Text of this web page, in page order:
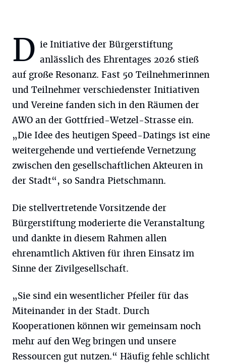
D ie Initiative der Bürgerstiftung
anlässlich des Ehrentages 2026 stieß
auf große Resonanz. Fast 50 Teilnehmerinnen
und Teilnehmer verschiedenster Initiativen
und Vereine fanden sich in den Räumen der
AWO an der Gottfried-Wetzel-Strasse ein.
„Die Idee des heutigen Speed-Datings ist eine
weitergehende und vertiefende Vernetzung
zwischen den gesellschaftlichen Akteuren in
der Stadt“, so Sandra Pietschmann.
Die stellvertretende Vorsitzende der
Bürgerstiftung moderierte die Veranstaltung
und dankte in diesem Rahmen allen
ehrenamtlich Aktiven für ihren Einsatz im
Sinne der Zivilgesellschaft.
„Sie sind ein wesentlicher Pfeiler für das
Miteinander in der Stadt. Durch
Kooperationen können wir gemeinsam noch
mehr auf den Weg bringen und unsere
Ressourcen gut nutzen.“ Häufig fehle schlicht